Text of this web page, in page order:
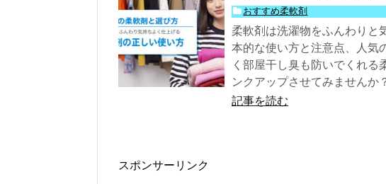
おすすめ柔軟剤
柔軟剤は洗濯物をふんわりと
本的な使い方と注意点、人気
く部屋干し臭も防いでくれる
ンクアップさせてみませんか
記事を読む
スポンサーリンク